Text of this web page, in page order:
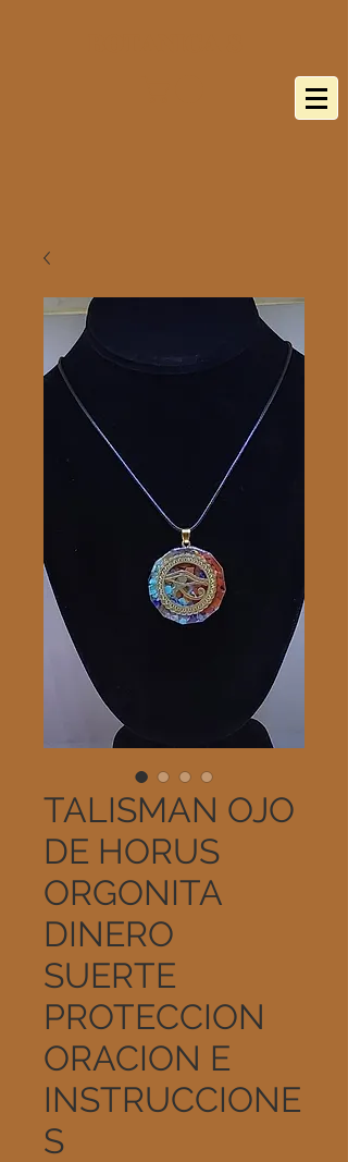
TALISMAN OJO
DE HORUS
ORGONITA
DINERO
SUERTE
PROTECCION
ORACION E
INSTRUCCIONE
S